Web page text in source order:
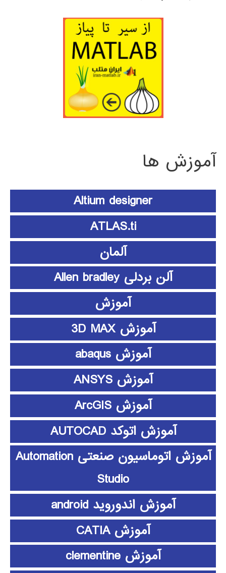
آموزش ها
Altium designer
ATLAS.ti
آلمان
آلن بردلی Allen bradley
آموزش
آموزش 3D MAX
آموزش abaqus
آموزش ANSYS
آموزش ArcGIS
آموزش اتوکد AUTOCAD
آموزش اتوماسیون صنعتی Automation
Studio
آموزش اندوروید android
آموزش CATIA
آموزش clementine